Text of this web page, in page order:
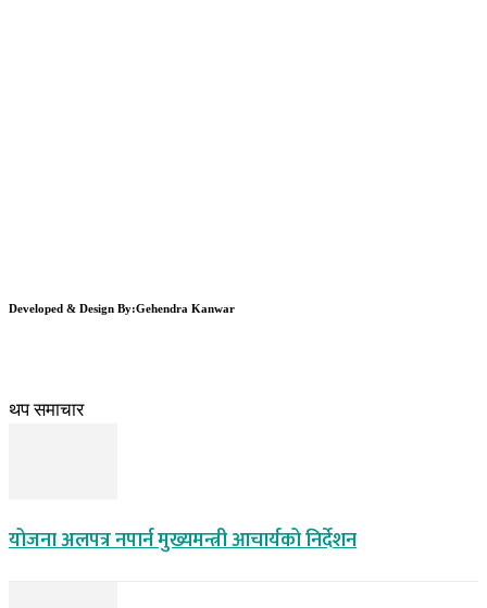
Developed & Design By:Gehendra Kanwar
थप समाचार
योजना अलपत्र नपार्न मुख्यमन्त्री आचार्यको निर्देशन